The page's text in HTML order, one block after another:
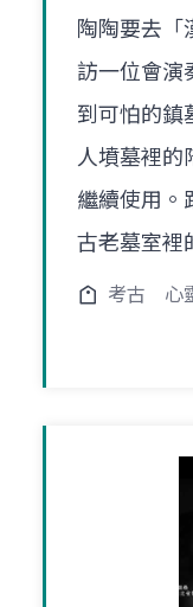
陶陶要去「
訪一位會演
到可怕的鎮
人墳墓裡的
繼續使用。
古老墓室裡
考古 心